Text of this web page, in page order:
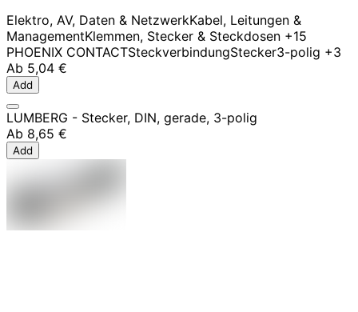
Elektro, AV, Daten & NetzwerkKabel, Leitungen &
ManagementKlemmen, Stecker & Steckdosen +15
PHOENIX CONTACTSteckverbindungStecker3-polig +3
Ab 5,04 €
Add
LUMBERG - Stecker, DIN, gerade, 3-polig
Ab 8,65 €
Add